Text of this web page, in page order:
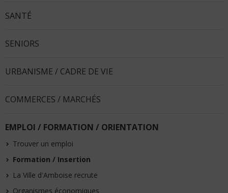
SANTÉ
SENIORS
URBANISME / CADRE DE VIE
COMMERCES / MARCHÉS
EMPLOI / FORMATION / ORIENTATION
Trouver un emploi
Formation / Insertion
La Ville d'Amboise recrute
Organismes économiques